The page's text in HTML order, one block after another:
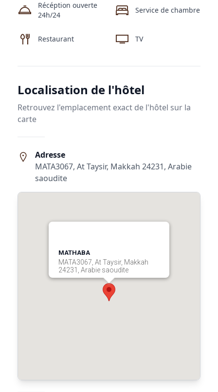
Récéption ouverte
24h/24
Service de chambre
Restaurant TV
Localisation de l'hôtel
Retrouvez l'emplacement exact de l'hôtel sur la
carte
Adresse
MATA3067, At Taysir, Makkah 24231, Arabie
saoudite
MATHABA
MATA3067, At Taysir, Makkah
24231, Arabie saoudite